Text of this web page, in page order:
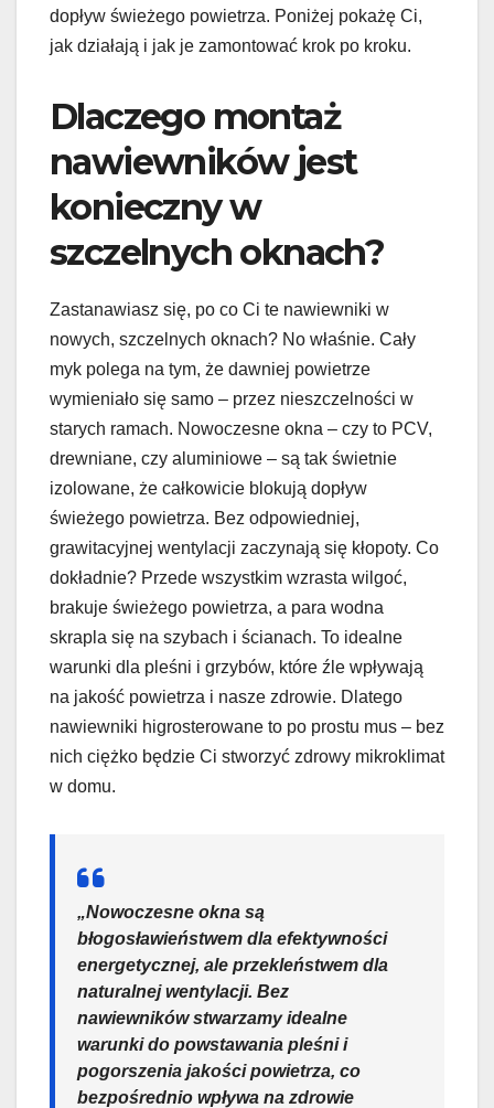
dopływ świeżego powietrza. Poniżej pokażę Ci,
jak działają i jak je zamontować krok po kroku.
Dlaczego montaż
nawiewników jest
konieczny w
szczelnych oknach?
Zastanawiasz się, po co Ci te nawiewniki w
nowych, szczelnych oknach? No właśnie. Cały
myk polega na tym, że dawniej powietrze
wymieniało się samo – przez nieszczelności w
starych ramach. Nowoczesne okna – czy to PCV,
drewniane, czy aluminiowe – są tak świetnie
izolowane, że całkowicie blokują dopływ
świeżego powietrza. Bez odpowiedniej,
grawitacyjnej wentylacji zaczynają się kłopoty. Co
dokładnie? Przede wszystkim wzrasta wilgoć,
brakuje świeżego powietrza, a para wodna
skrapla się na szybach i ścianach. To idealne
warunki dla pleśni i grzybów, które źle wpływają
na jakość powietrza i nasze zdrowie. Dlatego
nawiewniki higrosterowane to po prostu mus – bez
nich ciężko będzie Ci stworzyć zdrowy mikroklimat
w domu.
„Nowoczesne okna są
błogosławieństwem dla efektywności
energetycznej, ale przekleństwem dla
naturalnej wentylacji. Bez
nawiewników stwarzamy idealne
warunki do powstawania pleśni i
pogorszenia jakości powietrza, co
bezpośrednio wpływa na zdrowie